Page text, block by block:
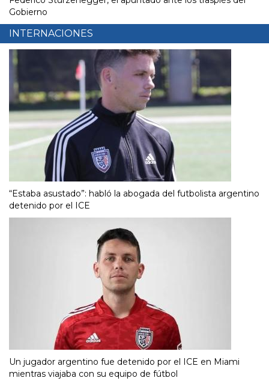
Gobierno
INTERNACIONES
“Estaba asustado”: habló la abogada del futbolista argentino
detenido por el ICE
Un jugador argentino fue detenido por el ICE en Miami
mientras viajaba con su equipo de fútbol